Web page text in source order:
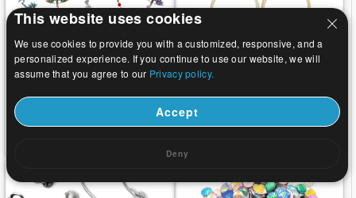
This website uses cookies
We use cookies to provide you with a customized, responsive, and a
personalized experience. If you continue to use our website, we will
assume that you agree to our Privacy policy.
Accept
Deny